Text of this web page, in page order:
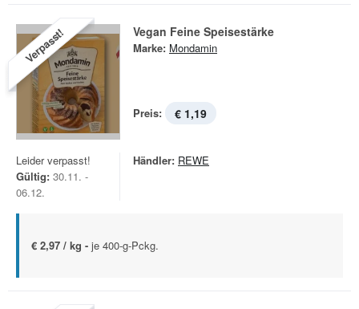
Verpasst! Vegan Feine Speisestärke
Marke: Mondamin
Preis: € 1,19
Leider verpasst!
Gültig: 30.11. -
06.12.
Händler: REWE
€ 2,97 / kg - je 400-g-Pckg.